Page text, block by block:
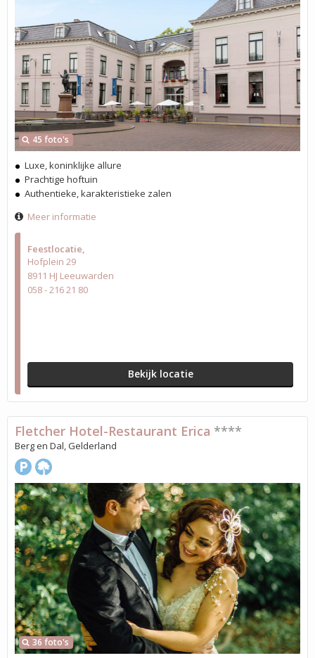
Feestlocatie
Hofplein 29
8911 HJ Leeuwarden
058 - 216 21 80
Bekijk locatie
45 foto's
Luxe, koninklijke allure
Prachtige hoftuin
Authentieke, karakteristieke zalen
Meer informatie
36 foto's
Fletcher Hotel-Restaurant Erica ****
Berg en Dal, Gelderland